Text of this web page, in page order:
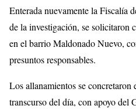
Enterada nuevamente la Fiscalía
de la investigación, se solicitaron
en el barrio Maldonado Nuevo,
presuntos responsables.
Los allanamientos se concretaron
transcurso del día, con apoyo del